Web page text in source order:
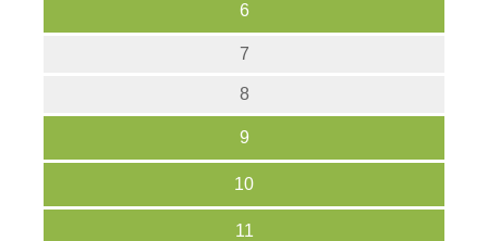
6
7
8
9
10
11